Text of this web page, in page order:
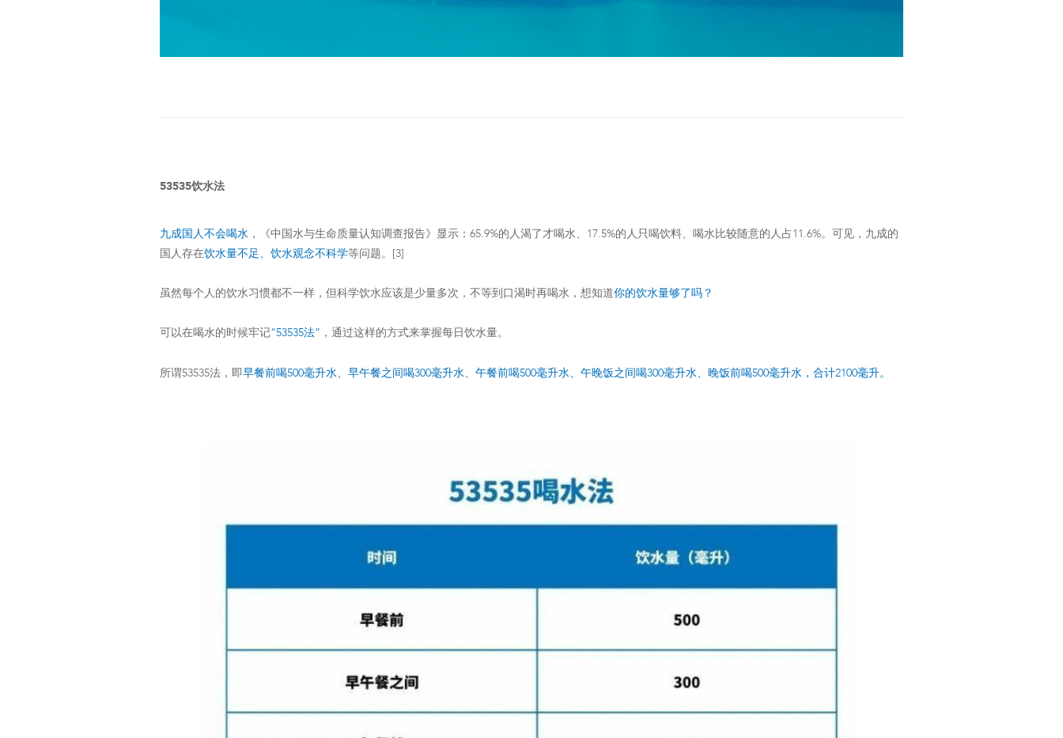
53535饮水法
九成国人不会喝水，《中国水与生命质量认知调查报告》显示：65.9%的人渴了才喝水、17.5%的人只喝饮料、喝水比较随意的人占11.6%。可见，九成的
国人存在饮水量不足、饮水观念不科学等问题。[3]
虽然每个人的饮水习惯都不一样，但科学饮水应该是少量多次，不等到口渴时再喝水，想知道你的饮水量够了吗？
可以在喝水的时候牢记“53535法” ，通过这样的方式来掌握每日饮水量。
所谓53535法，即早餐前喝500毫升水、早午餐之间喝300毫升水、午餐前喝500毫升水、午晚饭之间喝300毫升水、晚饭前喝500毫升水，合计2100毫升。